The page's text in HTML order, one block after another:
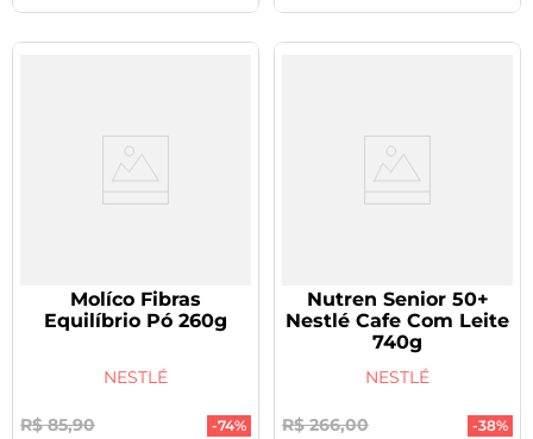
Molíco Fibras
Equilíbrio Pó 260g
NESTLÉ
R$ 85,90 -74%
Nutren Senior 50+
Nestlé Cafe Com Leite
740g
NESTLÉ
R$ 266,00 -38%